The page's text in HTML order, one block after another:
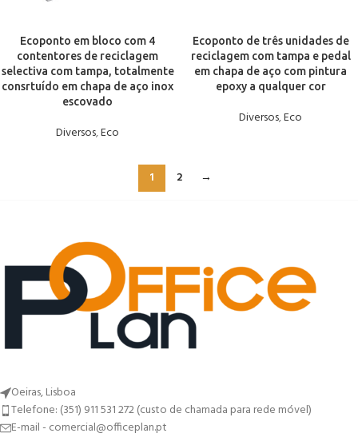
Ecoponto em bloco com 4
contentores de reciclagem
selectiva com tampa, totalmente
consrtuído em chapa de aço inox
escovado
Diversos,Eco
Ecoponto de três unidades de
reciclagem com tampa e pedal
em chapa de aço com pintura
epoxy a qualquer cor
Diversos,Eco
1 2 →
Oeiras, Lisboa
Telefone: (351) 911 531 272 (custo de chamada para rede móvel)
E-mail - comercial@officeplan.pt